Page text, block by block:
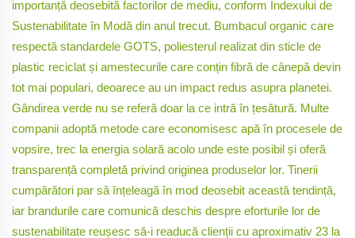
importanță deosebită factorilor de mediu, conform Indexului de
Sustenabilitate în Modă din anul trecut. Bumbacul organic care
respectă standardele GOTS, poliesterul realizat din sticle de
plastic reciclat și amestecurile care conțin fibră de cânepă devin
tot mai populari, deoarece au un impact redus asupra planetei.
Gândirea verde nu se referă doar la ce intră în țesătură. Multe
companii adoptă metode care economisesc apă în procesele de
vopsire, trec la energia solară acolo unde este posibil și oferă
transparență completă privind originea produselor lor. Tinerii
cumpărători par să înțeleagă în mod deosebit această tendință,
iar brandurile care comunică deschis despre eforturile lor de
sustenabilitate reușesc să-i readucă clienții cu aproximativ 23 la